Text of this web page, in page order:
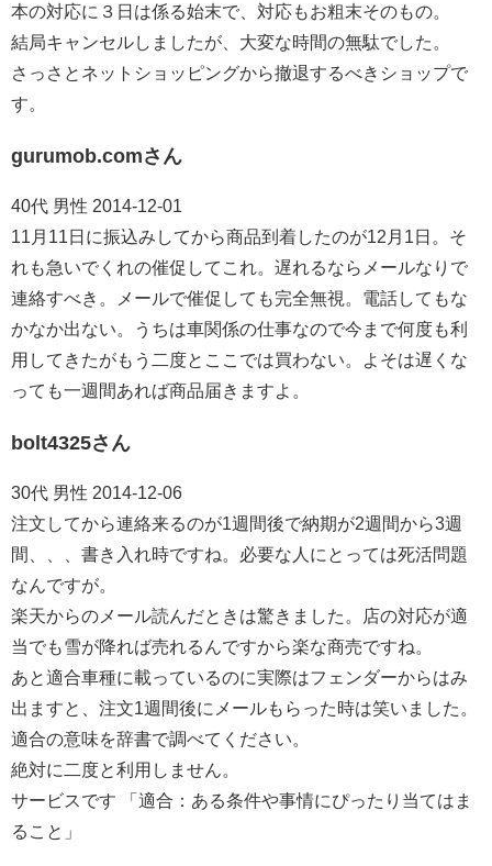
本の対応に３日は係る始末で、対応もお粗末そのもの。
結局キャンセルしましたが、大変な時間の無駄でした。
さっさとネットショッピングから撤退するべきショップで
す。
gurumob.comさん
40代 男性 2014-12-01
11月11日に振込みしてから商品到着したのが12月1日。そ
れも急いでくれの催促してこれ。遅れるならメールなりで
連絡すべき。メールで催促しても完全無視。電話してもな
かなか出ない。うちは車関係の仕事なので今まで何度も利
用してきたがもう二度とここでは買わない。よそは遅くな
っても一週間あれば商品届きますよ。
bolt4325さん
30代 男性 2014-12-06
注文してから連絡来るのが1週間後で納期が2週間から3週
間、、、書き入れ時ですね。必要な人にとっては死活問題
なんですが。
楽天からのメール読んだときは驚きました。店の対応が適
当でも雪が降れば売れるんですから楽な商売ですね。
あと適合車種に載っているのに実際はフェンダーからはみ
出ますと、注文1週間後にメールもらった時は笑いました。
適合の意味を辞書で調べてください。
絶対に二度と利用しません。
サービスです 「適合：ある条件や事情にぴったり当てはま
ること」